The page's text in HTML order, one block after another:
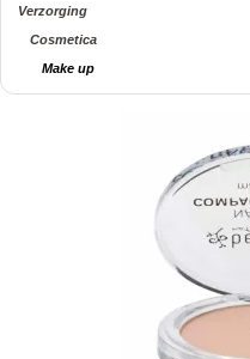
Verzorging
Cosmetica
Make up